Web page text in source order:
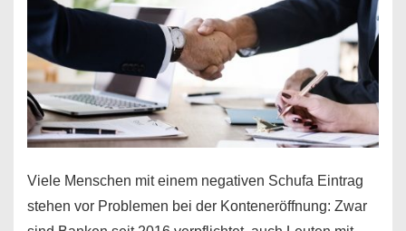
Viele Menschen mit einem negativen Schufa Eintrag
stehen vor Problemen bei der Konteneröffnung: Zwar